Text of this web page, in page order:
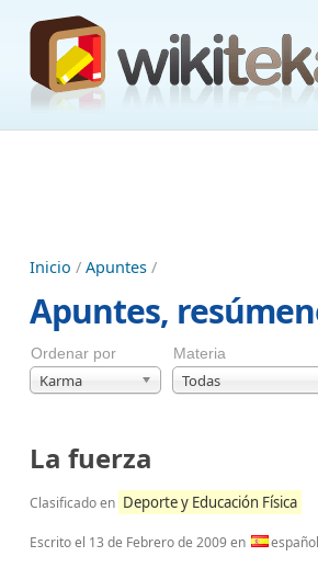
Inicio / Apuntes /
Apuntes,
Ordenar por
Karma
Materia
Todas
La fuerza
Clasificado en Deporte y Educación Física
Escrito el 13 de Febrero de 2009en